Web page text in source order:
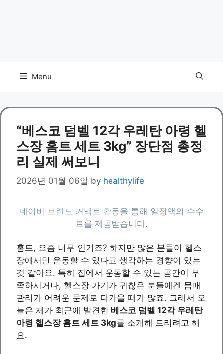
Menu
“베스코 덤벨 12각 우레탄 아령 헬
스장 홈트 세트 3kg” 장단점 총정
리 실제 써보니
2026년 01월 06일 by healthylife
홈트, 요즘 너무 인기죠? 하지만 많은 분들이 헬스
장에서만 운동할 수 있다고 생각하는 경향이 있는
것 같아요. 특히 집에서 운동할 수 있는 공간이 부
족하시거나, 헬스장 가기가 귀찮은 분들에겐 몸매
관리가 어려운 문제로 다가올 때가 많죠. 그래서 오
늘은 제가 최근에 발견한 베스코 덤벨 12각 우레탄
아령 헬스장 홈트 세트 3kg를 소개해 드리려고 해
요.